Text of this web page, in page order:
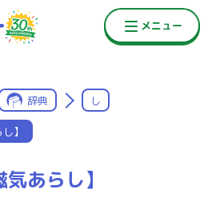
辞典 し
】
あらし】